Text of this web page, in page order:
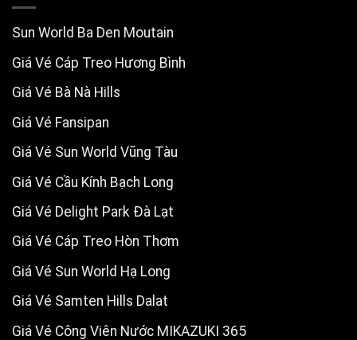
Sun World Ba Den Moutain
Giá Vé Cáp Treo Hương Bình
Giá Vé Bà Nà Hills
Giá Vé Fansipan
Giá Vé Sun World Vũng Tàu
Giá Vé Cầu Kính Bạch Long
Giá Vé Delight Park Đà Lạt
Giá Vé Cáp Treo Hòn Thơm
Giá Vé Sun World Hạ Long
Giá Vé Samten Hills Dalat
Giá Vé Công Viên Nước MIKAZUKI 365